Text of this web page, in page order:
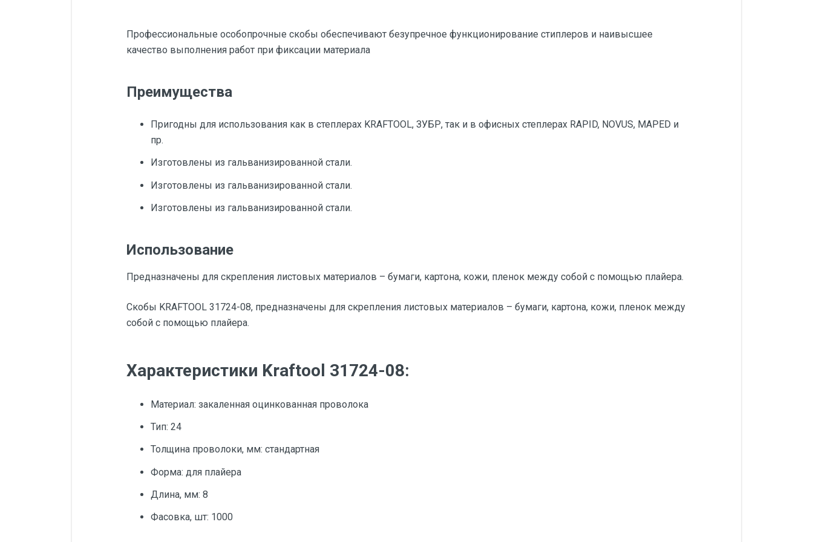
Профессиональные особопрочные скобы обеспечивают безупречное функционирование стиплеров и наивысшее
качество выполнения работ при фиксации материала
Преимущества
Пригодны для использования как в степлерах KRAFTOOL, ЗУБР, так и в офисных степлерах RAPID, NOVUS, MAPED и
пр.
Изготовлены из гальванизированной стали.
Изготовлены из гальванизированной стали.
Изготовлены из гальванизированной стали.
Использование
Предназначены для скрепления листовых материалов – бумаги, картона, кожи, пленок между собой с помощью плайера.
Скобы KRAFTOOL 31724-08, предназначены для скрепления листовых материалов – бумаги, картона, кожи, пленок между
собой с помощью плайера.
Характеристики Kraftool 31724-08:
Материал: закаленная оцинкованная проволока
Тип: 24
Толщина проволоки, мм: стандартная
Форма: для плайера
Длина, мм: 8
Фасовка, шт: 1000